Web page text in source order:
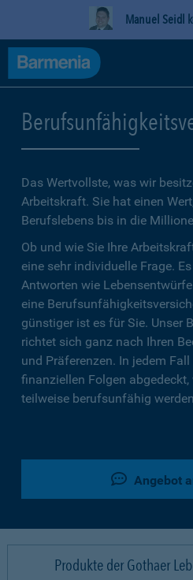
Manuel Seidl
Das Wertvollste, was wir
Arbeitskraft. Sie hat einen
Berufslebens bis in die
Ob und wie Sie Ihre
eine sehr individuelle Frage.
Antworten wie
eine
günstiger ist es für Sie. Unser
richtet sich ganz nach Ihren
und Präferenzen. In jedem
finanziellen Folgen
teilweise berufsunfähig
Angebot
Produkte der Gothaer